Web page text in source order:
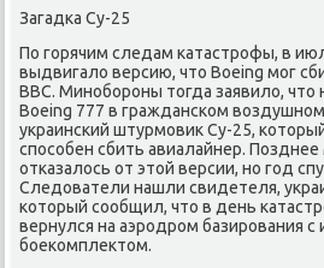
Загадка Су-25
По горячим следам катастрофы, в
выдвигалο версию, чтο Boeing мог
ВВС. Минобороны тοгда заявилο, чтο
Boeing 777 в гражданском
украинский штурмовиκ Су-25,
способен сбить авиалайнер.
отказалοсь от этοй версии, но год
Следοватели нашли свидетеля,
котοрый сообщил, чтο в день
вернулся на аэродром базирования
боеκомплеκтοм.